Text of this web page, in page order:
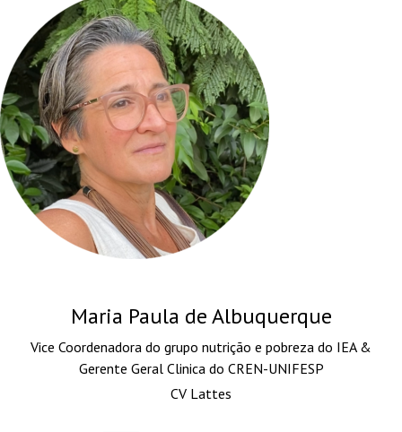
Maria Paula de Albuquerque
Vice Coordenadora do grupo nutrição e pobreza do IEA &
Gerente Geral Clinica do CREN-UNIFESP
CV Lattes